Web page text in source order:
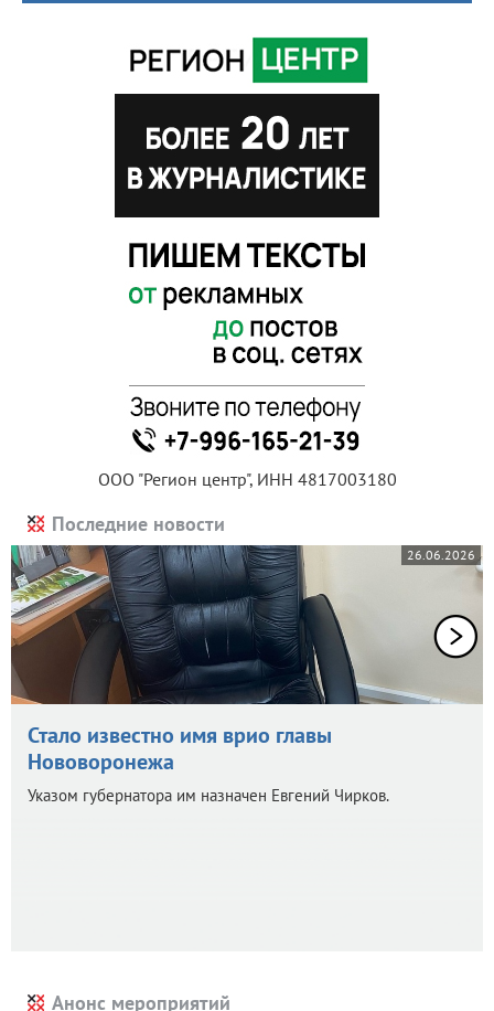
ООО "Регион центр", ИНН 4817003180
Последние новости
26.06.2026
Стало известно имя врио главы
Нововоронежа
Указом губернатора им назначен Евгений Чирков.
Анонс мероприятий